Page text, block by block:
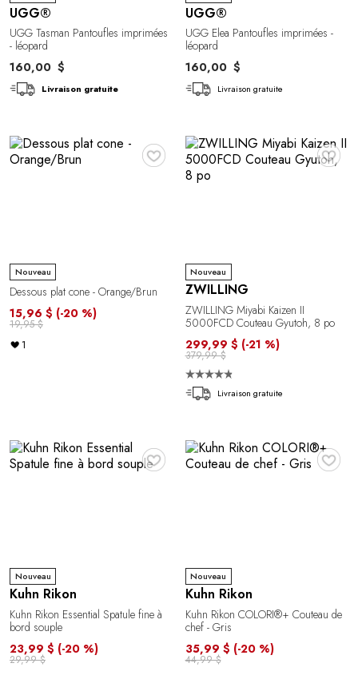
UGG®
UGG Tasman Pantoufles imprimées
- léopard
160,00 $
Livraison gratuite
UGG®
UGG Elea Pantoufles imprimées -
léopard
160,00 $
Livraison gratuite
♥
Nouveau
Dessous plat cone - Orange/Brun
15,96 $ (-20 %)
19,95 $
1
♥
Nouveau
ZWILLING
ZWILLING Miyabi Kaizen II
5000FCD Couteau Gyutoh, 8 po
299,99 $ (-21 %)
379,99 $
Livraison gratuite
♥
Nouveau
Kuhn Rikon
Kuhn Rikon Essential Spatule fine à
bord souple
23,99 $ (-20 %)
29,99 $
♥
Nouveau
Kuhn Rikon
Kuhn Rikon COLORI®+ Couteau de
chef - Gris
35,99 $ (-20 %)
44,99 $